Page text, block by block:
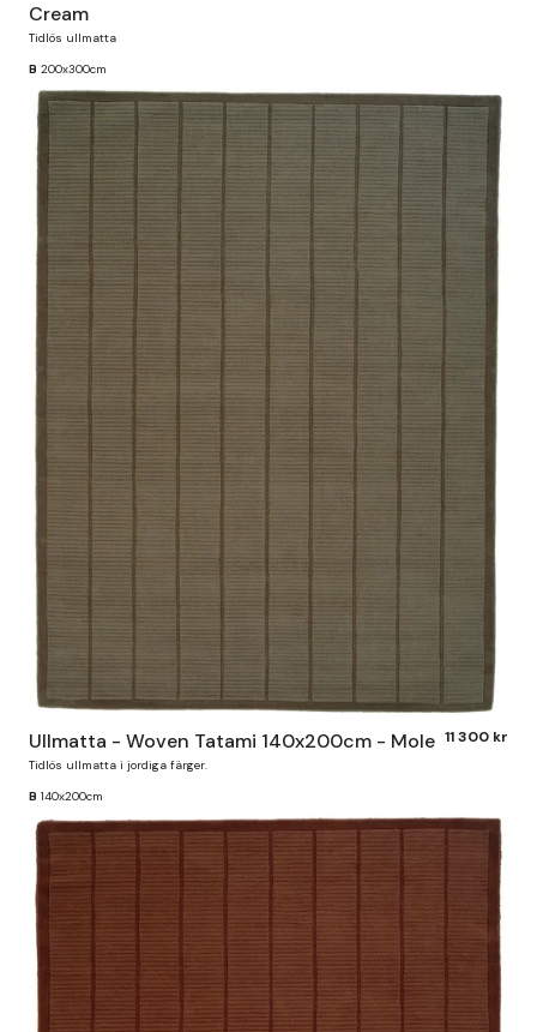
Cream
Tidlös ullmatta
B 200x300cm
Ullmatta - Woven Tatami 140x200cm - Mole 11 300 kr
Tidlös ullmatta i jordiga färger.
B 140x200cm